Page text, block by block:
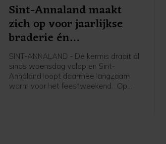
Sint-Annaland maakt
zich op voor jaarlijkse
braderie én
kinderbraderie
SINT-ANNALAND - De kermis draait al
sinds woensdag volop en Sint-
Annaland loopt daarmee langzaam
warm voor het feestweekend. Op